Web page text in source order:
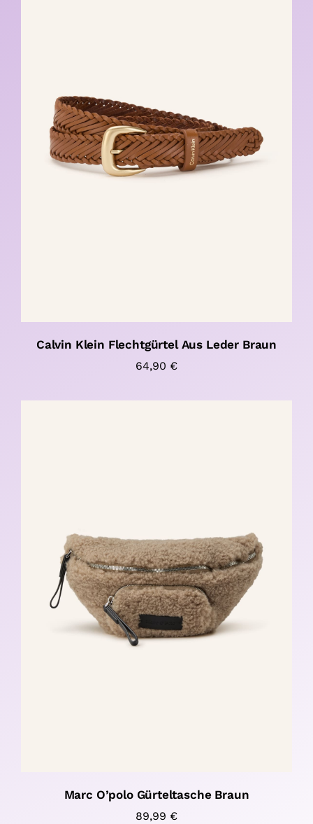
Calvin Klein Flechtgürtel Aus Leder Braun
64,90 €
Marc O’polo Gürteltasche Braun
89,99 €